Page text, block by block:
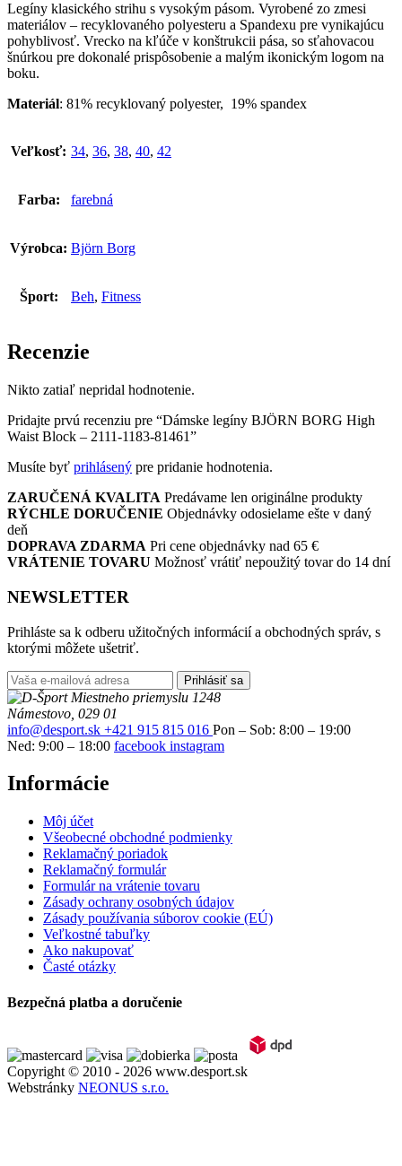
Legíny klasického strihu s vysokým pásom. Vyrobené zo zmesi
materiálov – recyklovaného polyesteru a Spandexu pre vynikajúcu
pohyblivosť. Vrecko na kľúče v konštrukcii pása, so sťahovacou
šnúrkou pre dokonalé prispôsobenie a malým ikonickým logom na
boku.
Materiál: 81% recyklovaný polyester, 19% spandex
Veľkosť: 34, 36, 38, 40, 42
Farba: farebná
Výrobca: Björn Borg
Šport: Beh, Fitness
Recenzie
Nikto zatiaľ nepridal hodnotenie.
Pridajte prvú recenziu pre “Dámske legíny BJÖRN BORG High
Waist Block – 2111-1183-81461”
Musíte byť prihlásený pre pridanie hodnotenia.
ZARUČENÁ KVALITA Predávame len originálne produkty
RÝCHLE DORUČENIE Objednávky odosielame ešte v daný
deň
DOPRAVA ZDARMA Pri cene objednávky nad 65 €
VRÁTENIE TOVARU Možnosť vrátiť nepoužitý tovar do 14 dní
NEWSLETTER
Prihláste sa k odberu užitočných informácií a obchodných správ, s
ktorými môžete ušetriť.
Prihlásiť sa
Miestneho priemyslu 1248
Námestovo, 029 01
info@desport.sk +421 915 815 016 Pon – Sob: 8:00 – 19:00
Ned: 9:00 – 18:00 facebook instagram
Informácie
Môj účet
Všeobecné obchodné podmienky
Reklamačný poriadok
Reklamačný formulár
Formulár na vrátenie tovaru
Zásady ochrany osobných údajov
Zásady používania súborov cookie (EÚ)
Veľkostné tabuľky
Ako nakupovať
Časté otázky
Bezpečná platba a doručenie
Copyright © 2010 - 2026 www.desport.sk
Webstránky NEONUS s.r.o.